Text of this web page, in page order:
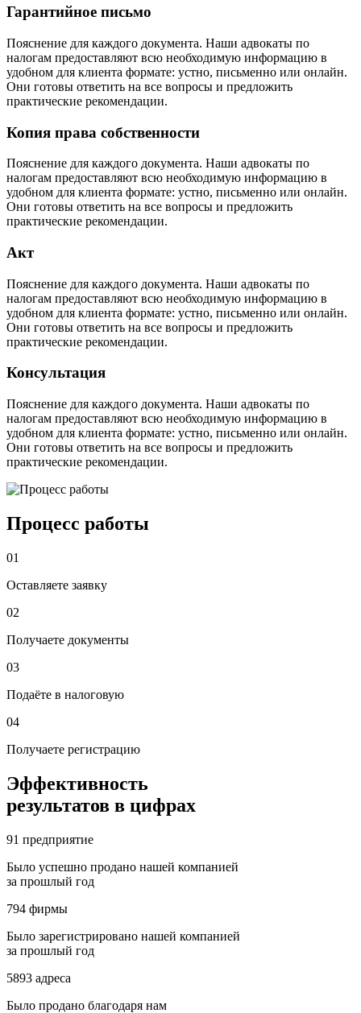
Гарантийное письмо
Пояснение для каждого документа. Наши адвокаты по
налогам предоставляют всю необходимую информацию в
удобном для клиента формате: устно, письменно или онлайн.
Они готовы ответить на все вопросы и предложить
практические рекомендации.
Копия права собственности
Пояснение для каждого документа. Наши адвокаты по
налогам предоставляют всю необходимую информацию в
удобном для клиента формате: устно, письменно или онлайн.
Они готовы ответить на все вопросы и предложить
практические рекомендации.
Акт
Пояснение для каждого документа. Наши адвокаты по
налогам предоставляют всю необходимую информацию в
удобном для клиента формате: устно, письменно или онлайн.
Они готовы ответить на все вопросы и предложить
практические рекомендации.
Консультация
Пояснение для каждого документа. Наши адвокаты по
налогам предоставляют всю необходимую информацию в
удобном для клиента формате: устно, письменно или онлайн.
Они готовы ответить на все вопросы и предложить
практические рекомендации.
Процесс работы
01
Оставляете заявку
02
Получаете документы
03
Подаёте в налоговую
04
Получаете регистрацию
Эффективность
результатов в цифрах
91 предприятие
Было успешно продано нашей компанией
за прошлый год
794 фирмы
Было зарегистрировано нашей компанией
за прошлый год
5893 адреса
Было продано благодаря нам